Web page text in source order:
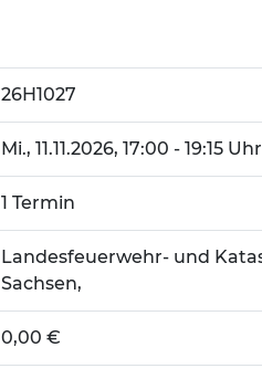
26H1027
Mi., 11.11.2026, 17:00 - 19:15 Uhr
1 Termin
Landesfeuerwehr- und
Sachsen,
0,00 €